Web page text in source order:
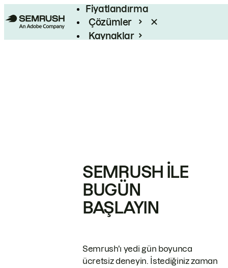
Fiyatlandırma
Çözümler
Kaynaklar
SEMRUSH ILE
BUGÜN
BAŞLAYIN
Semrush'ı yedi gün boyunca
ücretsiz deneyin. İstediğiniz zaman